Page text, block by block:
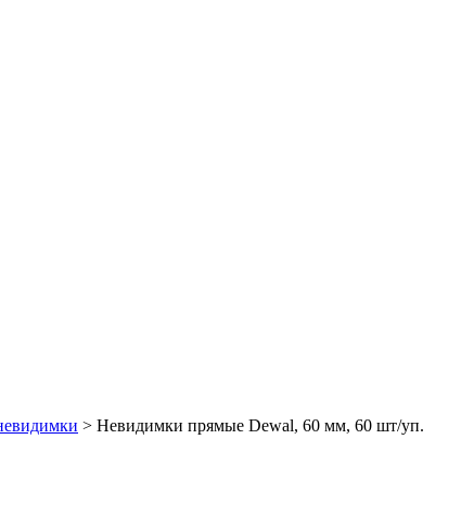
> Невидимки прямые Dewal, 60 мм, 60 шт/уп.